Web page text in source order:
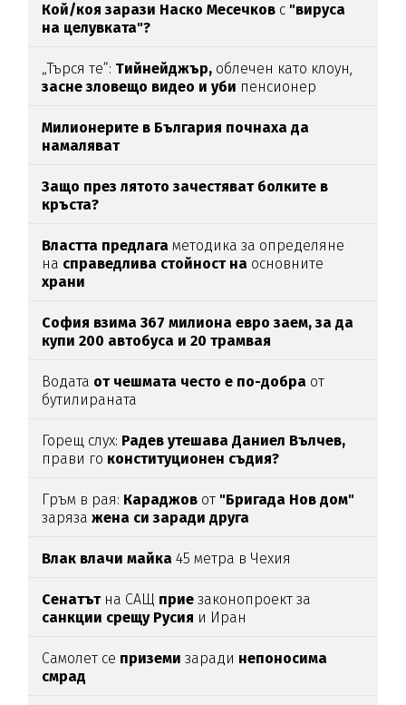
Кой/коя зарази Наско Месечков с "вируса
на целувката"?
„Търся те“: Тийнейджър, облечен като клоун,
засне зловещо видео и уби пенсионер
Милионерите в България почнаха да
намаляват
Защо през лятото зачестяват болките в
кръста?
Властта предлага методика за определяне
на справедлива стойност на основните
храни
София взима 367 милиона евро заем, за да
купи 200 автобуса и 20 трамвая
Водата от чешмата често е по-добра от
бутилираната
Горещ слух: Радев утешава Даниел Вълчев,
прави го конституционен съдия?
Гръм в рая: Караджов от "Бригада Нов дом"
зарязажена си заради друга
Влак влачи майка 45 метра в Чехия
Сенатътна САЩ прие законопроект за
санкции срещу Русия и Иран
Самолет се приземи заради непоносима
смрад